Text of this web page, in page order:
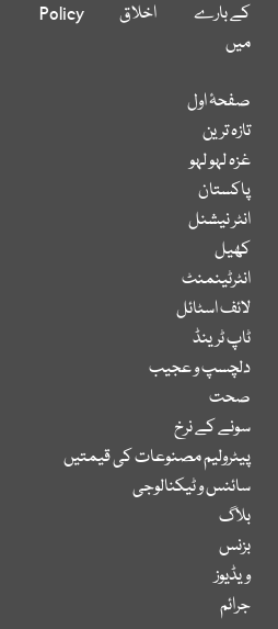
کے بارے
میں
اخلاق
Policy
صفحۂ اول
تازہ ترین
غزہ لہو لہو
پاکستان
انٹر نیشنل
کھیل
انٹرٹینمنٹ
لائف اسٹائل
ٹاپ ٹرینڈ
دلچسپ و عجیب
صحت
سونے کے نرخ
پیٹرولیم مصنوعات کی قیمتیں
سائنس و ٹیکنالوجی
بلاگ
بزنس
ویڈیوز
جرائم